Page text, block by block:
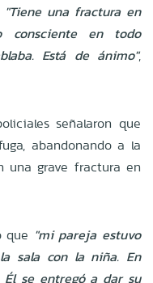
"Tiene una fractura en
consciente en todo
Está de ánimo",
señalaron que
abandonando a la
una grave fractura en
que "mi pareja estuvo
sala con la niña. En
Él se entregó a dar su